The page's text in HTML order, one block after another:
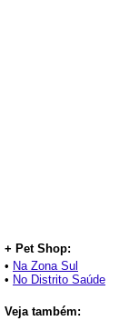
+ Pet Shop:
• Na Zona Sul
• No Distrito Saúde
Veja também: